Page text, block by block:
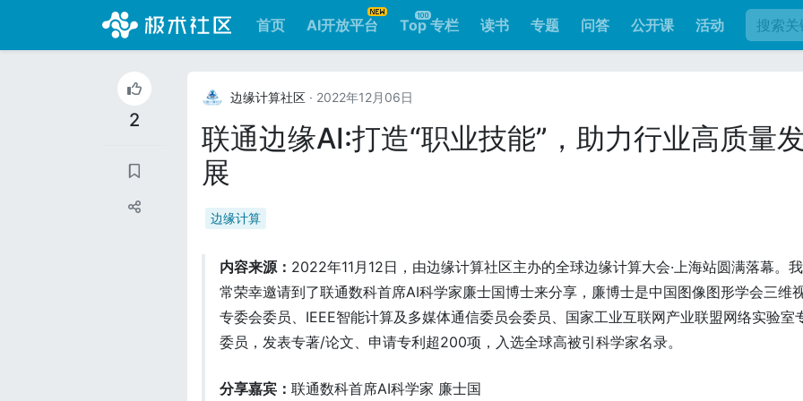
首页 AI开放平台 Top 专栏 读书 专题 问答 公开课 活动
2
边缘计算社区 · 2022年12月06日
联通边缘AI:打造“职业技能”，助力行业高质量
展
边缘计算
内容来源： 2022年11月12日，由边缘计算社区主办的全球边缘计算大会·上海站圆满落幕。
常荣幸邀请到了联通数科首席AI科学家廉士国博士来分享，廉博士是中国图像图形学会三维
专委会委员、IEEE智能计算及多媒体通信委员会委员、国家工业互联网产业联盟网络实验室
委员，发表专著/论文、申请专利超200项，入选全球高被引科学家名录。
分享嘉宾： 联通数科首席AI科学家 廉士国